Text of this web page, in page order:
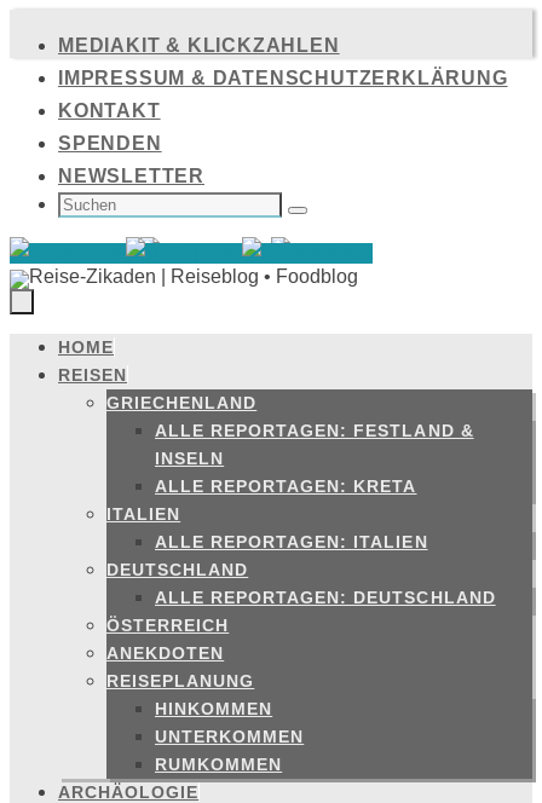
Inhalt
springen
MEDIAKIT & KLICKZAHLEN
IMPRESSUM & DATENSCHUTZERKLÄRUNG
KONTAKT
SPENDEN
NEWSLETTER
SUCHEN
NACH: Suchen
Zum
Inhalt
springen
HOME
REISEN
GRIECHENLAND
ALLE REPORTAGEN: FESTLAND &
INSELN
ALLE REPORTAGEN: KRETA
ITALIEN
ALLE REPORTAGEN: ITALIEN
DEUTSCHLAND
ALLE REPORTAGEN: DEUTSCHLAND
ÖSTERREICH
ANEKDOTEN
REISEPLANUNG
HINKOMMEN
UNTERKOMMEN
RUMKOMMEN
ARCHÄOLOGIE